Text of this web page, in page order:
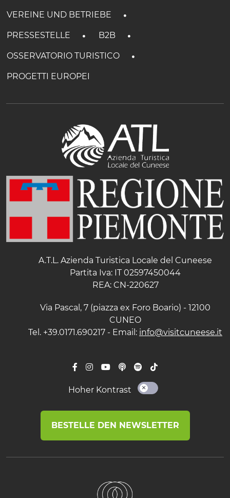
VEREINE UND BETRIEBE
PRESSESTELLE B2B
OSSERVATORIO TURISTICO
PROGETTI EUROPEI
A.T.L. Azienda Turistica Locale del Cuneese
Partita Iva: IT 02597450044
REA: CN-220627
Via Pascal, 7 (piazza ex Foro Boario) - 12100
CUNEO
Tel. +39.0171.690217 - Email: info@visitcuneese.it
Hoher Kontrast
BESTELLE DEN NEWSLETTER